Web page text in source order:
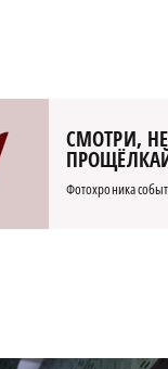
СМОТРИ, НЕ
Фотохроника